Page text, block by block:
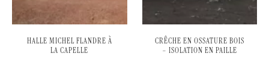
HALLE MICHEL FLANDRE À
LA CAPELLE
CRÊCHE EN OSSATURE BOIS
– ISOLATION EN PAILLE